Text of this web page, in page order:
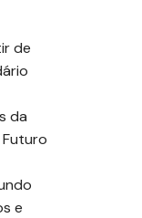
de
da
Futuro
e